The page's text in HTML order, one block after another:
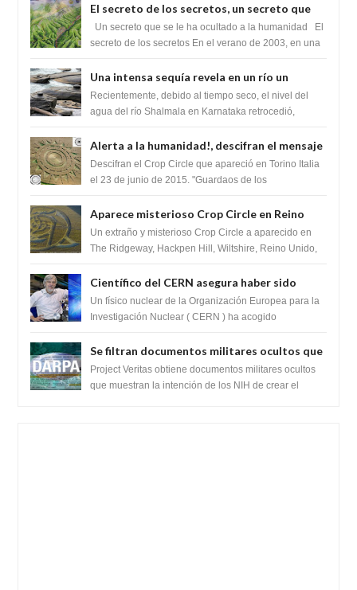
El secreto de los secretos, un secreto que
cambiaría por completo el destino de la
humanidad
Un secreto que se le ha ocultado a la humanidad El
secreto de los secretos En el verano de 2003, en una
Una intensa sequía revela en un río un
impresionante hallazgo de miles de Shiva
Lingas
Recientemente, debido al tiempo seco, el nivel del
agua del río Shalmala en Karnataka retrocedió,
Alerta a la humanidad!, descifran el mensaje
del Crop Circle de Torino ,Italia
Descifran el Crop Circle que apareció en Torino Italia
el 23 de junio de 2015. "Guardaos de los
Aparece misterioso Crop Circle en Reino
Unido 23 de junio 2016
Un extraño y misterioso Crop Circle a aparecido en
The Ridgeway, Hackpen Hill, Wiltshire, Reino Unido,
Científico del CERN asegura haber sido
ayudado por seres de luz durante una
prueba del Colisionador de Hadrones
Un físico nuclear de la Organización Europea para la
Investigación Nuclear ( CERN ) ha acogido
Se filtran documentos militares ocultos que
muestran la intención de los NIH de crear el
SARS-CoV-2, utilizando la investigación de
Project Veritas obtiene documentos militares ocultos
que muestran la intención de los NIH de crear el